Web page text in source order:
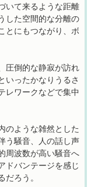
いて来るような距離
した空間的な分離の
とにもつながり、ボ
圧倒的な静寂が訪れ
いったかなりうるさ
レワークなどで集中
のような雑然とした
う騒音、人の話し声
周波数が高い騒音へ
ドバンテージを感じ
だろう。